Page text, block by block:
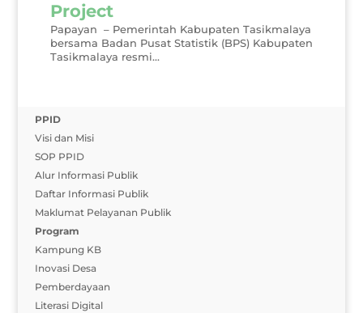
Project
Papayan – Pemerintah Kabupaten Tasikmalaya
bersama Badan Pusat Statistik (BPS) Kabupaten
Tasikmalaya resmi...
PPID
Visi dan Misi
SOP PPID
Alur Informasi Publik
Daftar Informasi Publik
Maklumat Pelayanan Publik
Program
Kampung KB
Inovasi Desa
Pemberdayaan
Literasi Digital